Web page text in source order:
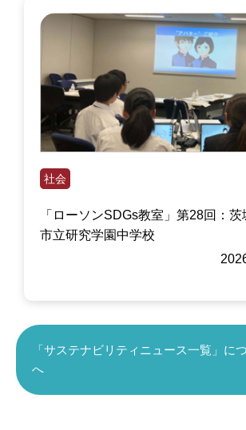
社会
「ローソンSDGs教室」第28回：
市立研究学園中学校
「サステナビリティニュース一覧」に
へ